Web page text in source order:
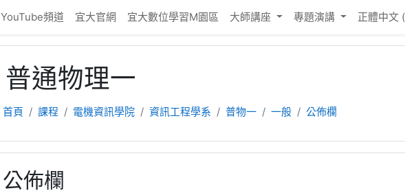
YouTube頻道 宜大官網 宜大數位學習M園區 大師講座 專題演講 正體中文
普通物理一
首頁 課程 電機資訊學院 資訊工程學系 普物一 一般 公佈欄
公佈欄